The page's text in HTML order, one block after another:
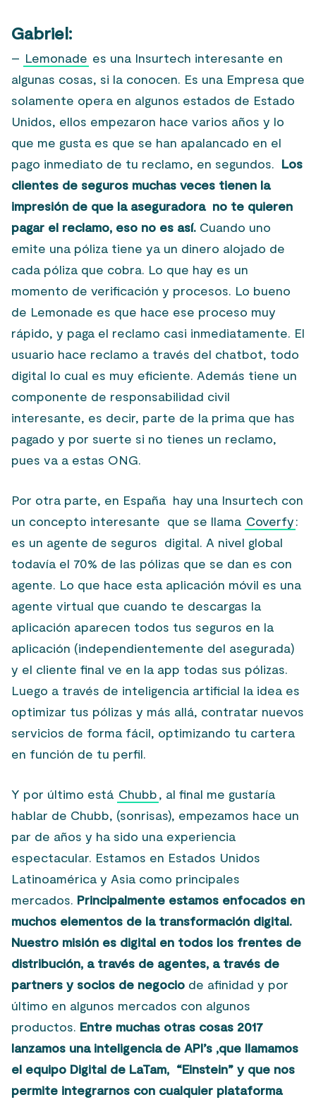
Gabriel:
– Lemonade es una Insurtech interesante en
algunas cosas, si la conocen. Es una Empresa que
solamente opera en algunos estados de Estado
Unidos, ellos empezaron hace varios años y lo
que me gusta es que se han apalancado en el
pago inmediato de tu reclamo, en segundos. Los
clientes de seguros muchas veces tienen la
impresión de que la aseguradora no te quieren
pagar el reclamo, eso no es así. Cuando uno
emite una póliza tiene ya un dinero alojado de
cada póliza que cobra. Lo que hay es un
momento de verificación y procesos. Lo bueno
de Lemonade es que hace ese proceso muy
rápido, y paga el reclamo casi inmediatamente. El
usuario hace reclamo a través del chatbot, todo
digital lo cual es muy eficiente. Además tiene un
componente de responsabilidad civil
interesante, es decir, parte de la prima que has
pagado y por suerte si no tienes un reclamo,
pues va a estas ONG.
Por otra parte, en España hay una Insurtech con
un concepto interesante que se llama Coverfy:
es un agente de seguros digital. A nivel global
todavía el 70% de las pólizas que se dan es con
agente. Lo que hace esta aplicación móvil es una
agente virtual que cuando te descargas la
aplicación aparecen todos tus seguros en la
aplicación (independientemente del asegurada)
y el cliente final ve en la app todas sus pólizas.
Luego a través de inteligencia artificial la idea es
optimizar tus pólizas y más allá, contratar nuevos
servicios de forma fácil, optimizando tu cartera
en función de tu perfil.
Y por último está Chubb, al final me gustaría
hablar de Chubb, (sonrisas), empezamos hace un
par de años y ha sido una experiencia
espectacular. Estamos en Estados Unidos
Latinoamérica y Asia como principales
mercados. Principalmente estamos enfocados en
muchos elementos de la transformación digital.
Nuestro misión es digital en todos los frentes de
distribución, a través de agentes, a través de
partners y socios de negocio de afinidad y por
último en algunos mercados con algunos
productos. Entre muchas otras cosas 2017
lanzamos una inteligencia de API’s ,que llamamos
el equipo Digital de LaTam, “Einstein” y que nos
permite integrarnos con cualquier plataforma